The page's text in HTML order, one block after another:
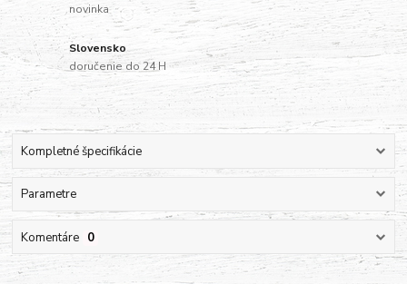
novinka
Slovensko
doručenie do 24 H
Kompletné špecifikácie
Parametre
Komentáre 0